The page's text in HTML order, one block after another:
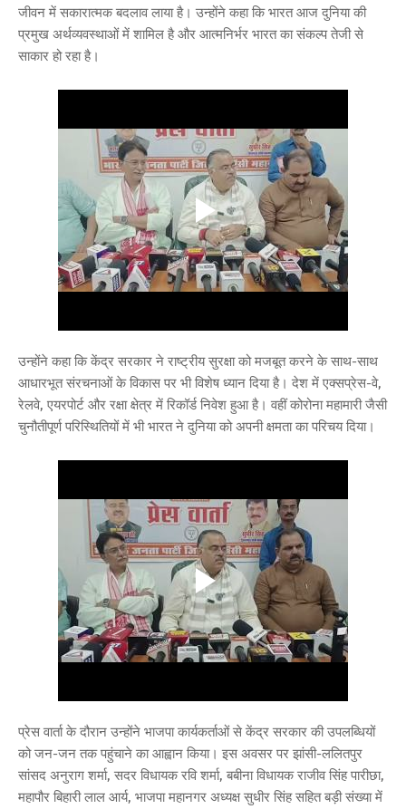
जीवन में सकारात्मक बदलाव लाया है। उन्होंने कहा कि भारत आज दुनिया की
प्रमुख अर्थव्यवस्थाओं में शामिल है और आत्मनिर्भर भारत का संकल्प तेजी से
साकार हो रहा है।
उन्होंने कहा कि केंद्र सरकार ने राष्ट्रीय सुरक्षा को मजबूत करने के साथ-साथ
आधारभूत संरचनाओं के विकास पर भी विशेष ध्यान दिया है। देश में एक्सप्रेस-वे,
रेलवे, एयरपोर्ट और रक्षा क्षेत्र में रिकॉर्ड निवेश हुआ है। वहीं कोरोना महामारी जैसी
चुनौतीपूर्ण परिस्थितियों में भी भारत ने दुनिया को अपनी क्षमता का परिचय दिया।
प्रेस वार्ता के दौरान उन्होंने भाजपा कार्यकर्ताओं से केंद्र सरकार की उपलब्धियों
को जन-जन तक पहुंचाने का आह्वान किया। इस अवसर पर झांसी-ललितपुर
सांसद अनुराग शर्मा, सदर विधायक रवि शर्मा, बबीना विधायक राजीव सिंह पारीछा,
महापौर बिहारी लाल आर्य, भाजपा महानगर अध्यक्ष सुधीर सिंह सहित बड़ी संख्या में